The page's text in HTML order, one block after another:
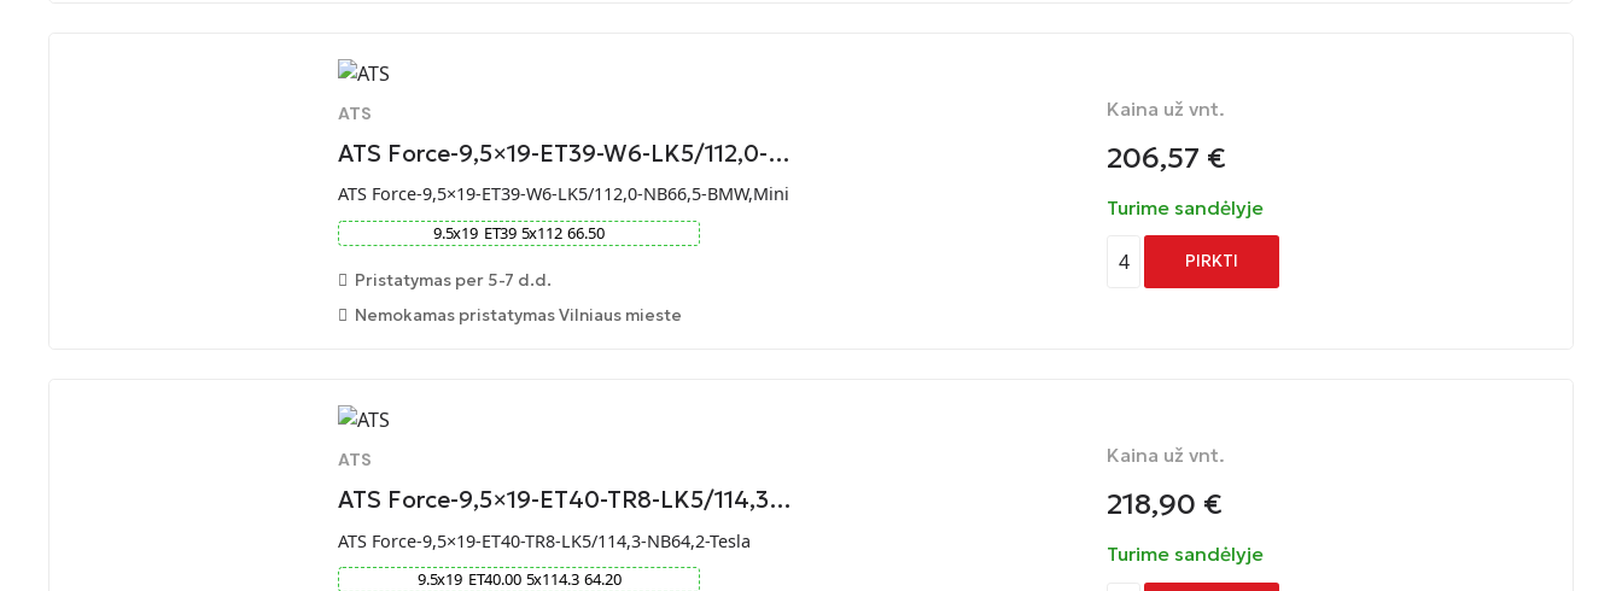
ATS
ATS Force-9,5×19-ET39-W6-LK5/112,0-…
ATS Force-9,5×19-ET39-W6-LK5/112,0-NB66,5-BMW,Mini
9.5x19 ET39 5x112 66.50
Pristatymas per 5-7 d.d.
Nemokamas pristatymas Vilniaus mieste
Kaina už vnt.
206,57 €
Turime sandėlyje
4 PIRKTI
ATS
ATS Force-9,5×19-ET40-TR8-LK5/114,3…
ATS Force-9,5×19-ET40-TR8-LK5/114,3-NB64,2-Tesla
9.5x19 ET40.00 5x114.3 64.20
Kaina už vnt.
218,90 €
Turime sandėlyje